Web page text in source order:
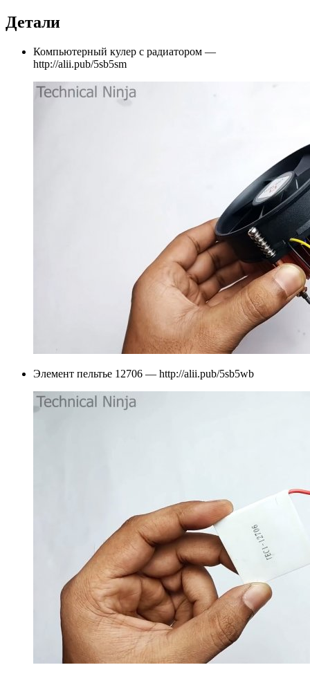
Детали
Компьютерный кулер с радиатором —
http://alii.pub/5sb5sm
Элемент пельтье 12706 — http://alii.pub/5sb5wb